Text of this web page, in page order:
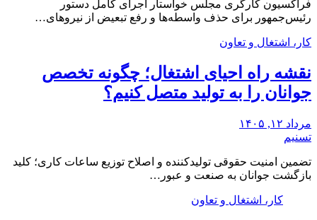
فراکسیون کارگری مجلس خواستار اجرای کامل دستور
رئیس‌جمهور برای حذف واسطه‌ها و رفع تبعیض از نیروهای…
کار، اشتغال و تعاون
نقشه راه احیای اشتغال؛ چگونه تخصص
جوانان را به تولید متصل کنیم؟
مرداد ۱۲, ۱۴۰۵
تسنیم
تضمین امنیت حقوقی تولیدکننده و اصلاح توزیع ساعات کاری؛ کلید
بازگشت جوانان به صنعت و عبور…
کار، اشتغال و تعاون